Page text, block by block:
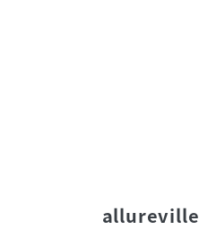
allureville